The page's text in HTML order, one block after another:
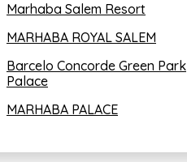
Marhaba Salem Resort
MARHABA ROYAL SALEM
Barcelo Concorde Green Park
Palace
MARHABA PALACE